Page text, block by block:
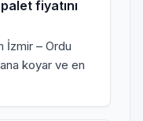
fiyatını
İzmir – Ordu
koyar ve en